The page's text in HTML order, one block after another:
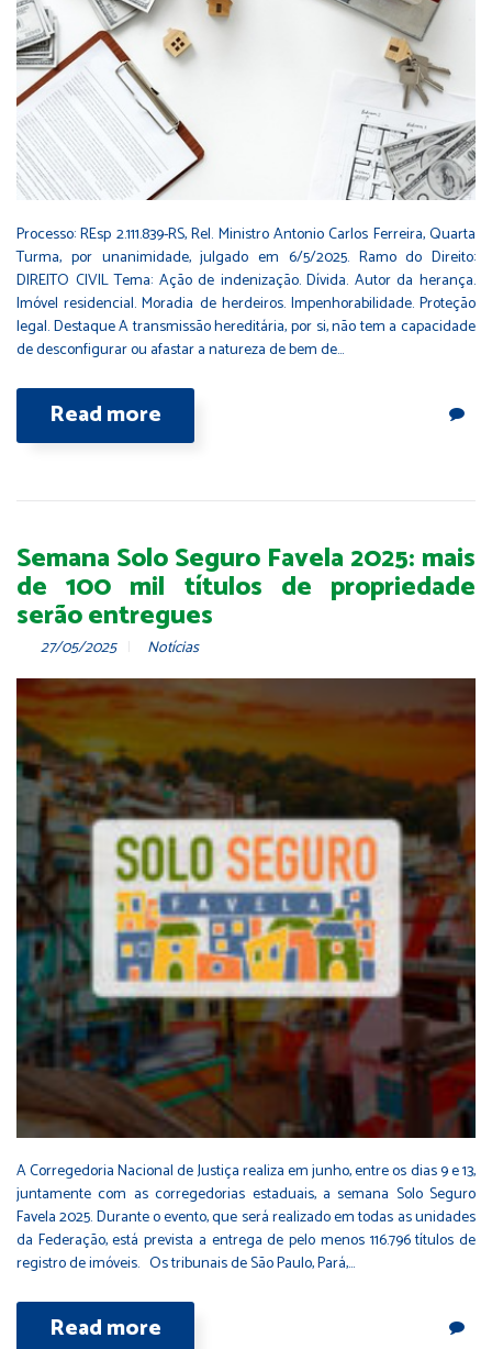
Processo: REsp 2.111.839-RS, Rel. Ministro Antonio Carlos Ferreira, Quarta
Turma, por unanimidade, julgado em 6/5/2025. Ramo do Direito:
DIREITO CIVIL Tema: Ação de indenização. Dívida. Autor da herança.
Imóvel residencial. Moradia de herdeiros. Impenhorabilidade. Proteção
legal. Destaque A transmissão hereditária, por si, não tem a capacidade
de desconfigurar ou afastar a natureza de bem de…
Read more
Semana Solo Seguro Favela 2025: mais
de 100 mil títulos de propriedade
serão entregues
27/05/2025 Notícias
A Corregedoria Nacional de Justiça realiza em junho, entre os dias 9 e 13,
juntamente com as corregedorias estaduais, a semana Solo Seguro
Favela 2025. Durante o evento, que será realizado em todas as unidades
da Federação, está prevista a entrega de pelo menos 116.796 títulos de
registro de imóveis. Os tribunais de São Paulo, Pará,…
Read more